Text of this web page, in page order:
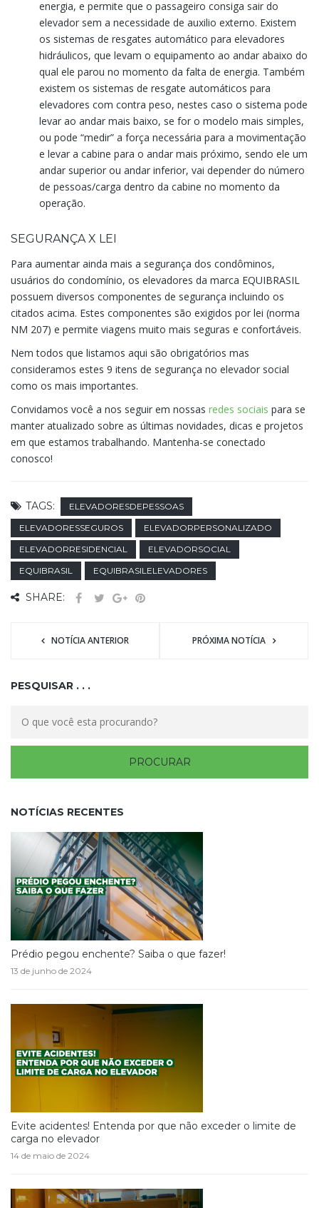
energia, e permite que o passageiro consiga sair do
elevador sem a necessidade de auxilio externo. Existem
os sistemas de resgates automático para elevadores
hidráulicos, que levam o equipamento ao andar abaixo do
qual ele parou no momento da falta de energia. Também
existem os sistemas de resgate automáticos para
elevadores com contra peso, nestes caso o sistema pode
levar ao andar mais baixo, se for o modelo mais simples,
ou pode “medir” a força necessária para a movimentação
e levar a cabine para o andar mais próximo, sendo ele um
andar superior ou andar inferior, vai depender do número
de pessoas/carga dentro da cabine no momento da
operação.
SEGURANÇA X LEI
Para aumentar ainda mais a segurança dos condôminos,
usuários do condomínio, os elevadores da marca EQUIBRASIL
possuem diversos componentes de segurança incluindo os
citados acima. Estes componentes são exigidos por lei (norma
NM 207) e permite viagens muito mais seguras e confortáveis.
Nem todos que listamos aqui são obrigatórios mas
consideramos estes 9 itens de segurança no elevador social
como os mais importantes.
Convidamos você a nos seguir em nossas redes sociais para se
manter atualizado sobre as últimas novidades, dicas e projetos
em que estamos trabalhando. Mantenha-se conectado
conosco!
TAGS:
ELEVADORESDEPESSOAS
ELEVADORESSEGUROS
ELEVADORPERSONALIZADO
ELEVADORRESIDENCIAL
ELEVADORSOCIAL
EQUIBRASIL
EQUIBRASILELEVADORES
SHARE:
NOTÍCIA ANTERIOR PRÓXIMA NOTÍCIA
PESQUISAR . . .
NOTÍCIAS RECENTES
Prédio pegou enchente? Saiba o que fazer!
13 de junho de 2024
Evite acidentes! Entenda por que não exceder o limite de
carga no elevador
14 de maio de 2024